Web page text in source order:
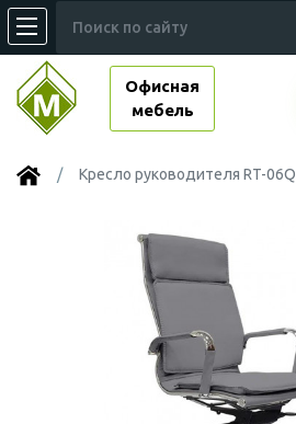
Офисная
мебель
Кресло руководителя RT-06Q